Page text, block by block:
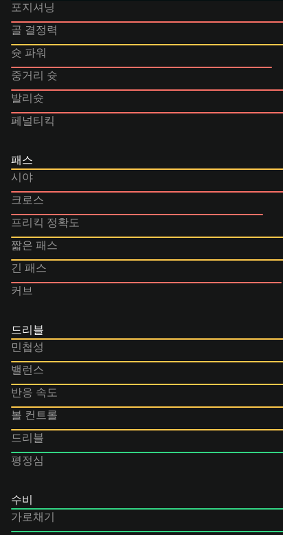
포지셔닝
골 결정력
슛 파워
중거리 슛
발리슛
페널티킥
패스
시야
크로스
프리킥 정확도
짧은 패스
긴 패스
커브
드리블
민첩성
밸런스
반응 속도
볼 컨트롤
드리블
평정심
수비
가로채기